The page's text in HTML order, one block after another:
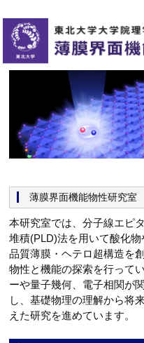
薄膜界面機能物性研究室
本研究室では、分子線エピ
堆積(PLD)法を用いて酸化
品質薄膜・ヘテロ超構造を
物性と機能の探索を行って
ーや量子幾何、電子相関が
し、基礎物理の理解から将
えた研究を進めています。